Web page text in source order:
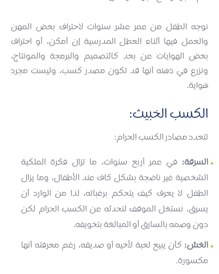
نوجه الطفل من عمر عشر سنوات لاحتراف بعض المهن
والعمل فيها أثناء العطل المدرسية إن أمكن، أو احتراف
بعض الهوايات عن بعد كالتصميم والبرمجة والمونتاج،
ونزرع في ذهنه أنها قد تكون مصدر كسب، وليست مجرد
هواية.
الكسب الخبيث:
تتعدد مصادر الكسب الحرام:
السرقة: في عمر أربع سنوات، ما تزال فكرة الملكية
الشخصية غير ناضجة بشكل كاف عند الأطفال، وما يزال
الطفل لا يعرف كيف يتحكم برغباته، لذا من الوارد أن
يسرق، نستغل الموقف لنحدثه عن الكسب الحرام لكن
دون وصمه بالسارق أو المبالغة بتخويفه.
الغش: كأن يبيع لعبة لأخيه أو صديقه، رغم معرفته أنها
مكسورة.